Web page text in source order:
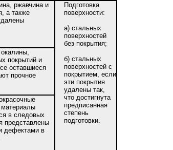
ржавчина и
а также
Подготовка
поверхности:
а) стальных
поверхностей
без покрытия;
б) стальных
поверхностей с
покрытием, если
эти покрытия
удалены так,
что достигнута
предписанная
степень
подготовки.
покрытий и
оставшиеся
прочное
в следовых
представлены
дефектами в